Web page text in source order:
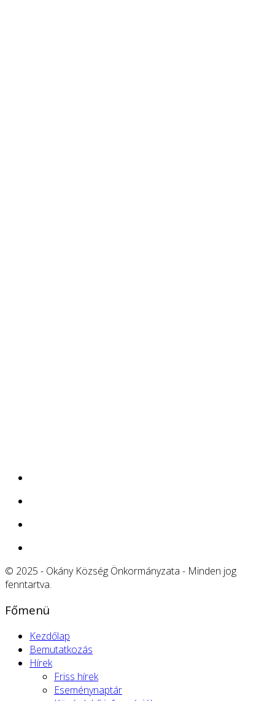
© 2025 - Okány Község Önkormányzata - Minden jog
fenntartva.
Főmenü
Kezdőlap
Bemutatkozás
Hírek
Friss hírek
Eseménynaptár